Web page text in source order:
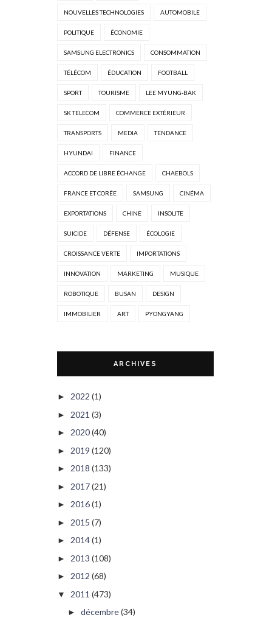
NOUVELLES TECHNOLOGIES AUTOMOBILE
POLITIQUE ÉCONOMIE
SAMSUNG ELECTRONICS CONSOMMATION
TÉLÉCOM ÉDUCATION FOOTBALL
SPORT TOURISME LEE MYUNG-BAK
SK TELECOM COMMERCE EXTÉRIEUR
TRANSPORTS MEDIA TENDANCE
HYUNDAI FINANCE
ACCORD DE LIBRE ÉCHANGE CHAEBOLS
FRANCE ET CORÉE SAMSUNG CINÉMA
EXPORTATIONS CHINE INSOLITE
SUICIDE DÉFENSE ÉCOLOGIE
CROISSANCE VERTE IMPORTATIONS
INNOVATION MARKETING MUSIQUE
ROBOTIQUE BUSAN DESIGN
IMMOBILIER ART PYONGYANG
ARCHIVES
► 2022 (1)
► 2021 (3)
► 2020(40)
► 2019 (120)
► 2018 (133)
► 2017(21)
► 2016(1)
► 2015 (7)
► 2014(1)
► 2013 (108)
► 2012 (68)
▼ 2011 (473)
► décembre(34)